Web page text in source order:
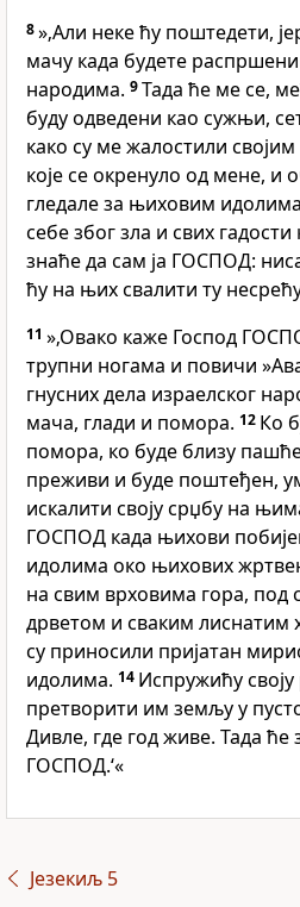
8»‚Али неке ћу поштедети,
мачу када будете
народима. 9Тада ће ме се,
буду одведени као сужњи,
како су ме жалостили
које се окренуло од мене, и
гледале за њиховим
себе због зла и свих гадости
знаће да сам ја ГОСПОД:
ћу на њих свалити ту
11 »‚Овако каже Господ
трупни ногама и повичи
гнусних дела израелског
мача, глади и помора. 12 Ко
помора, ко буде близу
преживи и буде поштеђен,
искалити своју срџбу на
ГОСПОД када њихови
идолима око њихових
на свим врховима гора,
дрветом и сваким лиснатим
су приносили пријатан
идолима. 14 Испружићу
претворити им земљу у
Дивле, где год живе. Тада ће
ГОСПОД.‘«
Језекиљ 5